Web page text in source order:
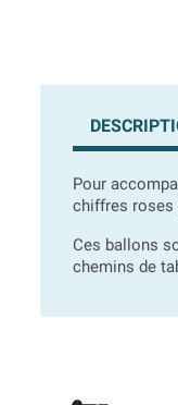
Pour
chiffres roses
Ces ballons
chemins de